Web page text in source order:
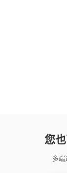
您
多端